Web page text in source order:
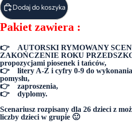
Dodaj do koszyka
Pakiet zawiera :
👉
AUTORSKI RYMOWANY
ZAKOŃCZENIE ROKU
propozycjami piosenek i tańców,
👉
litery A-Z i cyfry 0-9 do wykonania
pomysłu,
👉
zaproszenia,
👉
dyplomy.
Scenariusz rozpisany dla 26 dzieci z
liczby dzieci w grupie 🙂